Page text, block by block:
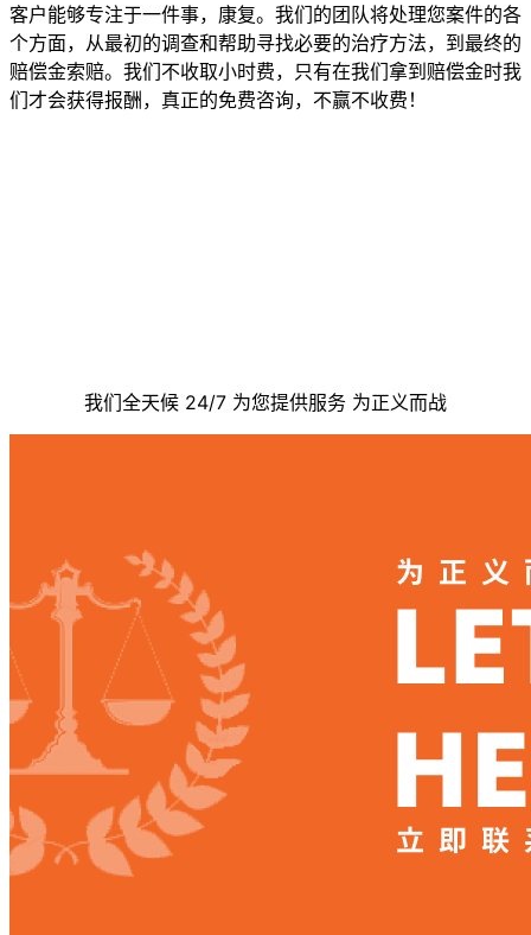
客户能够专注于一件事，康复。我们的团队将处理您案件的各
个方面，从最初的调查和帮助寻找必要的治疗方法，到最终的
赔偿金索赔。我们不收取小时费，只有在我们拿到赔偿金时我
们才会获得报酬，真正的免费咨询，不赢不收费！
我们全天候 24/7 为您提供服务 为正义而战